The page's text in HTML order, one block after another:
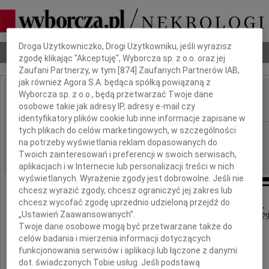
Nekrologi Odeszli Poradnik pogrzebowy
IMIĘ I NAZWISKO: Jan Bekus
REGION: Częstochowa
DATA EMISJI: 18.11.2009
Z głębokim smutkiem i żalem zawiadamiamy,
że w dniu 16 listopada 2009 roku zmarł w wieku
opatrzony świętymi sakramentami
Dbamy o Twoją prywatność
Droga Użytkowniczko, Drogi Użytkowniku, jeśli wyrazisz
zgodę klikając "Akceptuję", Wyborcza sp. z o.o. oraz jej
Zaufani Partnerzy, w tym [874 ] Zaufanych Partnerów IAB,
jak również Agora S.A. będąca spółką powiązaną z
Wyborcza sp. z o.o., będą przetwarzać Twoje dane
osobowe takie jak adresy IP, adresy e-mail czy
identyfikatory plików cookie lub inne informacje zapisane w
tych plikach do celów marketingowych, w szczególności
na potrzeby wyświetlania reklam dopasowanych do
Twoich zainteresowań i preferencji w swoich serwisach,
aplikacjach i w Internecie lub personalizacji treści w nich
wyświetlanych. Wyrażenie zgody jest dobrowolne. Jeśli nie
chcesz wyrazić zgody, chcesz ograniczyć jej zakres lub
chcesz wycofać zgodę uprzednio udzieloną przejdź do
„Ustawień Zaawansowanych”.
Twoje dane osobowe mogą być przetwarzane także do
celów badania i mierzenia informacji dotyczących
funkcjonowania serwisów i aplikacji lub łączone z danymi
dot. świadczonych Tobie usług. Jeśli podstawą